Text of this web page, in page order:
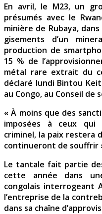
En avril, le M23, un
présumés avec le
minière de Rubaya,
gisements d’un
production de
15 % de
métal rare extrait du
déclaré lundi Bintou
au Congo, au Conseil de
« À moins que des
imposées à ceux
criminel, la paix restera
continueront de souffrir
Le tantale fait partie
cette année dans
congolais interrogeant
l’entreprise de la
dans sa chaîne